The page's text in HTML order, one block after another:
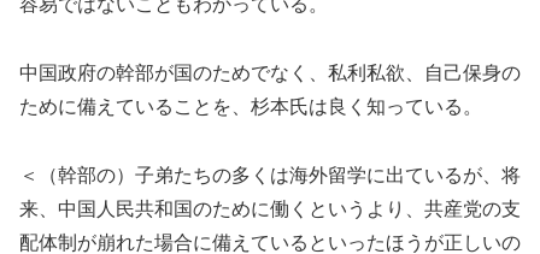
容易ではないこともわかっている。
中国政府の幹部が国のためでなく、私利私欲、自己保身の
ために備えていることを、杉本氏は良く知っている。
＜（幹部の）子弟たちの多くは海外留学に出ているが、将
来、中国人民共和国のために働くというより、共産党の支
配体制が崩れた場合に備えているといったほうが正しいの